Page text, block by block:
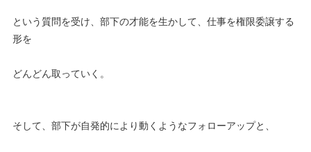
という質問を受け、部下の才能を生かして、仕事を権限委譲する
形を
どんどん取っていく。
そして、部下が自発的により動くようなフォローアップと、